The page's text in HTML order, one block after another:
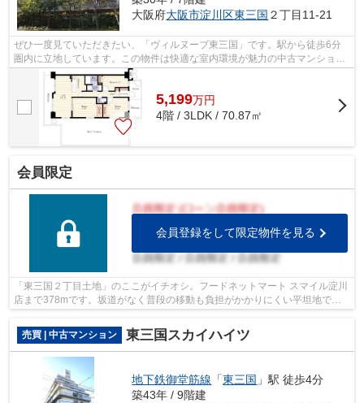
大阪府大阪市淀川区東三国 ２丁目11-21
ぜひ一度見ていただきたい、「ヴィルヌーブ東三国」です。駅から徒歩6分
圏内に立地しています。この物件は快適な室内環境が魅力の中古マンション
となっています。不動産のことなら、地...
5,199万円
4階 / 3LDK / 70.87㎡
会員限定
会員登録をして限定物件を見る
「東三国２丁目土地」のここがイチオシ。フードネットマート スマイル淀川
店まで378mです。坂道がなく普段の移動も負担がかかりにくい平坦地で
売買 | 中古マンション
東三国スカイハイツ
地下鉄御堂筋線 「東三国 」駅 徒歩4分
築43年 / 9階建